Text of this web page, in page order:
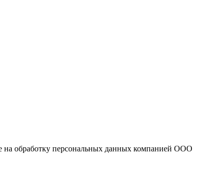
на обработку персональных данных компанией ООО